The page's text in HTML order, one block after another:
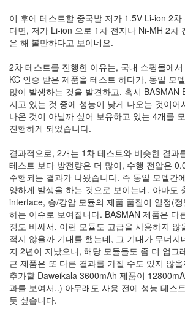
이 후에 테스트할 중국발 저가 1.5V Li-ion 2
다면, 저가 Li-ion 으로 1차 전지나 Ni-MH 2차
은 해 볼만하다고 보이네요.
2차 테스트를 진행한 이유는, 국내 쇼핑몰에
KC 인증 받은 제품을 테스트 하다가, 동일 모
많이 발생하는 것을 발견하고, 혹시 BASMAN
지고 있는 것 중에 성능이 낮게 나오는 것이어
나온 것이 아닐까 싶어 보유하고 있는 4개를
진행하게 되었습니다.
결과적으로, 2개는 1차 테스트와 비슷한 결과
테스트 보다 방전량은 더 많이, 수행 전압은
수행되는 결과가 나왔습니다. 즉 동일 모델간
양하게 발생을 하는 것으로 보이는데, 아마도
interface, 승/강압 모듈의 제품 품질이 일정(
하는 이슈로 보여집니다. BASMAN 제품은 다
정도 비싸서, 이런 모듈도 고급을 사용하지 않
적지 않을까 기대를 했는데, 그 기대가 무너지
지 2년이 지났으니, 해당 모듈들도 좀 더 업그
근 제품은 또 다른 결과를 가질 수도 있지 않
추가할 Daweikala 3600mAh 제품이
과를 보여서..) 아무래도 사용 전에 성능 테스
듯 싶습니다.